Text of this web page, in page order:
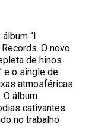
“I
O novo
de hinos
e o single de
atmosféricas
O álbum
cativantes
no trabalho